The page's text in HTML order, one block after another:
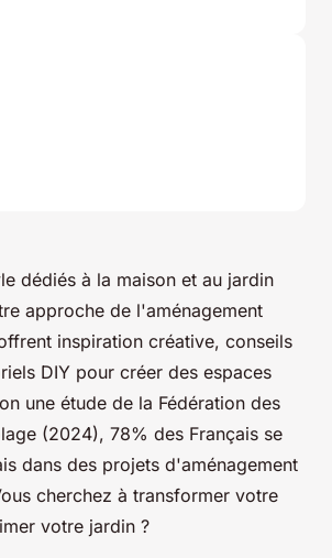
dédiés à la maison et au jardin
approche de l'aménagement
inspiration créative, conseils
DIY pour créer des espaces
une étude de la Fédération des
(2024), 78% des Français se
dans des projets d'aménagement
cherchez à transformer votre
votre jardin ?